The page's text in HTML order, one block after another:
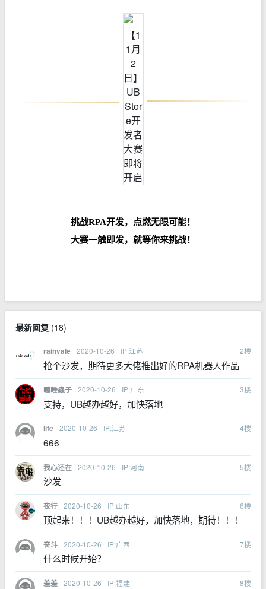
挑战RPA开发，点燃无限可能！
大赛一触即发，就等你来挑战！
最新回复(18)
rainvale 2020-10-26 IP:江苏 2楼
抢个沙发，期待更多大佬推出好的RPA机器人作品
瞌睡蟲子 2020-10-26 IP:广东 3楼
支持，UB越办越好，加快落地
life 2020-10-26 IP:江苏 4楼
666
我心还在 2020-10-26 IP:河南 5楼
沙发
夜行 2020-10-26 IP:山东 6楼
顶起来！！！UB越办越好，加快落地，期待！！！
奋斗 2020-10-26 IP:广西 7楼
什么时候开始？
差差 2020-10-26 IP:福建 8楼